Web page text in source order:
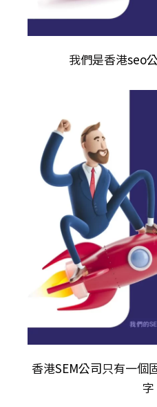
我們是香港seo
香港SEM公司只有一個
字